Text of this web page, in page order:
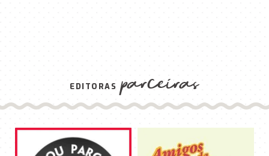
EDITORAS parceiras